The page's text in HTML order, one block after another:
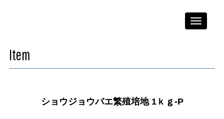
Toggle
Item
ショウジョウバエ繁殖培地 1ｋｇ-P